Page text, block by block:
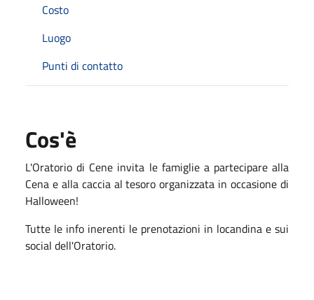
Costo
Luogo
Punti di contatto
Cos'è
L'Oratorio di Cene invita le famiglie a partecipare alla
Cena e alla caccia al tesoro organizzata in occasione di
Halloween!
Tutte le info inerenti le prenotazioni in locandina e sui
social dell'Oratorio.